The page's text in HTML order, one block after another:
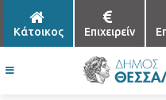
Κάτοικος Επιχειρείν